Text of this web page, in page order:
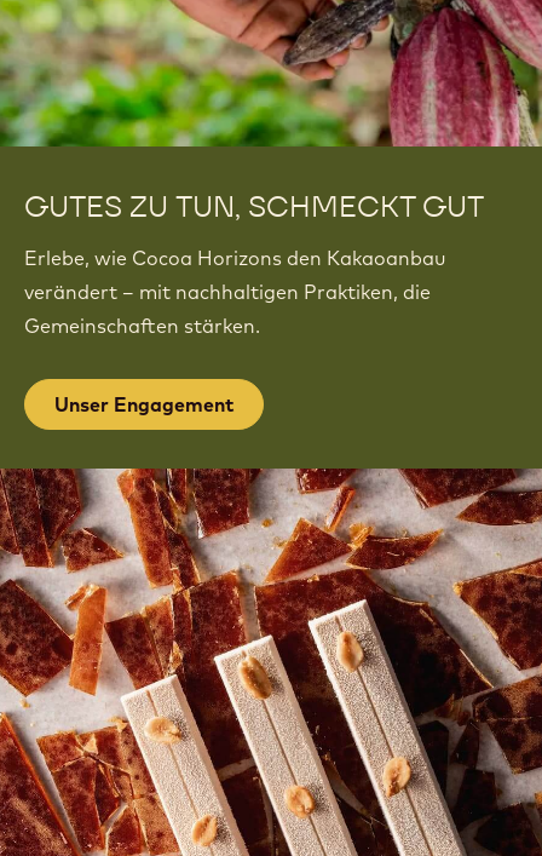
GUTES ZU TUN, SCHMECKT GUT
Erlebe, wie Cocoa Horizons den Kakaoanbau
verändert – mit nachhaltigen Praktiken, die
Gemeinschaften stärken.
Unser Engagement